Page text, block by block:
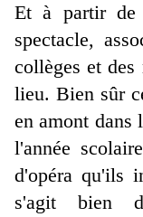
Et à partir de
spectacle,
collèges et des
lieu. Bien sûr
en amont dans
l'année
d'opéra qu'ils
s'agit bien